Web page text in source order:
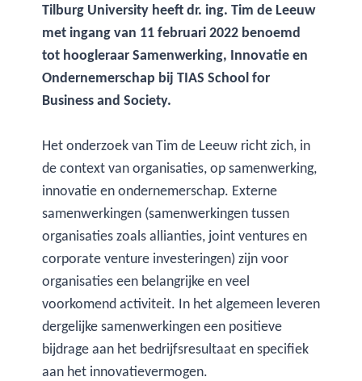
Tilburg University heeft dr. ing. Tim de Leeuw
met ingang van 11 februari 2022 benoemd
tot hoogleraar Samenwerking, Innovatie en
Ondernemerschap bij TIAS School for
Business and Society.
Het onderzoek van Tim de Leeuw richt zich, in
de context van organisaties, op samenwerking,
innovatie en ondernemerschap. Externe
samenwerkingen (samenwerkingen tussen
organisaties zoals allianties, joint ventures en
corporate venture investeringen) zijn voor
organisaties een belangrijke en veel
voorkomend activiteit. In het algemeen leveren
dergelijke samenwerkingen een positieve
bijdrage aan het bedrijfsresultaat en specifiek
aan het innovatievermogen.